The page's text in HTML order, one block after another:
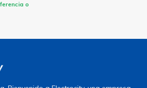
o